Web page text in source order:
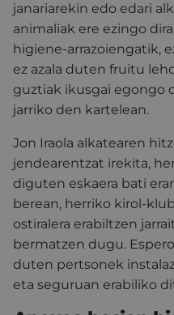
janariarekin edo edari
animaliak ere ezingo
higiene-arrazoiengatik,
ez azala duten fruitu
guztiak ikusgai egongo
jarriko den kartelean.
Jon Iraola alkatearen
jendearentzat irekita,
diguten eskaera bati
berean, herriko kirol-
ostiralera erabiltzen
bermatzen dugu.
duten pertsonek
eta seguruan erabiliko